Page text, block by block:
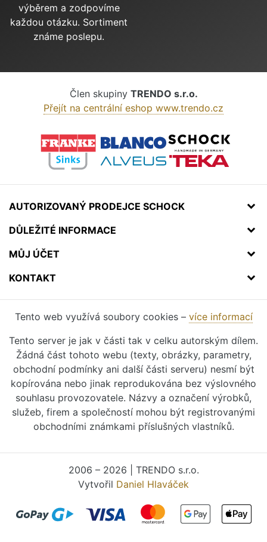
výběrem a zodpovíme
každou otázku. Sortiment
známe poslepu.
Člen skupiny TRENDO s.r.o.
Přejít na centrální eshop www.trendo.cz
AUTORIZOVANÝ PRODEJCE SCHOCK
DŮLEŽITÉ INFORMACE
MŮJ ÚČET
KONTAKT
Tento web využívá soubory cookies – více informací
Tento server je jak v části tak v celku autorským dílem.
Žádná část tohoto webu (texty, obrázky, parametry,
obchodní podmínky ani další části serveru) nesmí být
kopírována nebo jinak reprodukována bez výslovného
souhlasu provozovatele. Názvy a označení výrobků,
služeb, firem a společností mohou být registrovanými
obchodními známkami příslušných vlastníků.
2006 – 2026 | TRENDO s.r.o.
Vytvořil Daniel Hlaváček